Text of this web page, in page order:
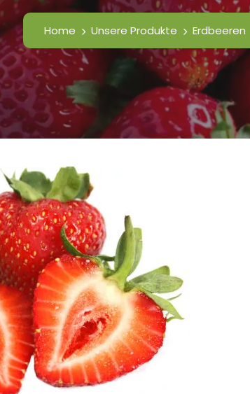
Home Unsere Produkte Erdbeeren